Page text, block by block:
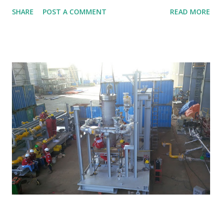
viewed as a main influencing factor on the properties of
factor k are in accordance with Table 1 of EN 1011-1 : 2009.
ASME IX 2017 What is the difference between arc energy and
heat input? Arc energy is the energy supplied by the welding
arc to the workpiece before the efficiency of the process is
considered. BS EN ISO 15614-1 : 2017 Welding qualification
for all positions, see Section 8.4.2 and topic , Welding position
requirement in BS EN ISO 15614-1. Heat input determination
and...
SHARE POST A COMMENT READ MORE